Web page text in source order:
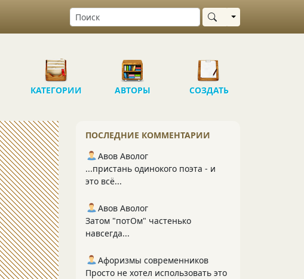
Выбрать область
КАТЕГОРИИ АВТОРЫ СОЗДАТЬ
ПОСЛЕДНИЕ КОММЕНТАРИИ
Авов Аволог
...пристань одинокого поэта - и
это всё...
Авов Аволог
Затом "потОм" частенько
навсегда...
Афоризмы современников
Просто не хотел использовать это